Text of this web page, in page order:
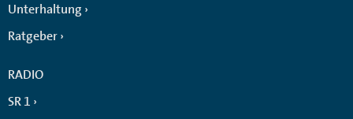
Unterhaltung
Ratgeber
RADIO
SR 1